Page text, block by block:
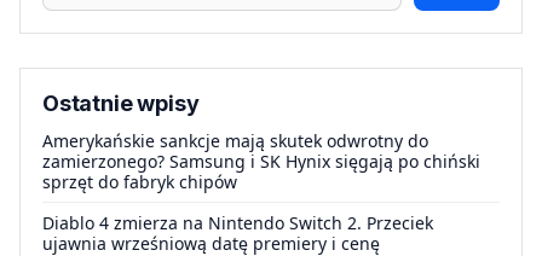
Ostatnie wpisy
Amerykańskie sankcje mają skutek odwrotny do
zamierzonego? Samsung i SK Hynix sięgają po chiński
sprzęt do fabryk chipów
Diablo 4 zmierza na Nintendo Switch 2. Przeciek
ujawnia wrześniową datę premiery i cenę